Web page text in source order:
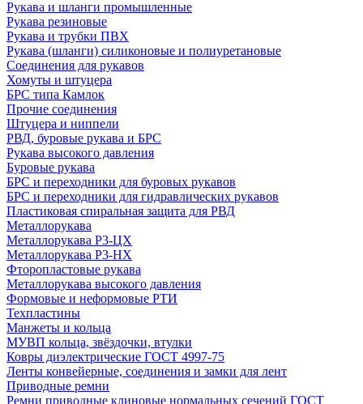
Рукава и шланги промышленные
Рукава резиновые
Рукава и трубки ПВХ
Рукава (шланги) силиконовые и полиуретановые
Соединения для рукавов
Хомуты и штуцера
БРС типа Камлок
Прочие соединения
Штуцера и ниппели
РВД, буровые рукава и БРС
Рукава высокого давления
Буровые рукава
БРС и переходники для буровых рукавов
БРС и переходники для гидравлических рукавов
Пластиковая спиральная защита для РВД
Металлорукава
Металлорукава Р3-ЦХ
Металлорукава Р3-НХ
Фторопластовые рукава
Металлорукава высокого давления
Формовые и неформовые РТИ
Техпластины
Манжеты и кольца
МУВП кольца, звёздочки, втулки
Ковры диэлектрические ГОСТ 4997-75
Ленты конвейерные, соединения и замки для лент
Приводные ремни
Ремни приводные клиновые нормальных сечений ГОСТ